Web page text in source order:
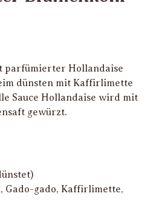
parfümierter Hollandaise
dünsten mit Kaffirlimette
Sauce Hollandaise wird mit
gewürzt.
, Gado-gado, Kaffirlimette,